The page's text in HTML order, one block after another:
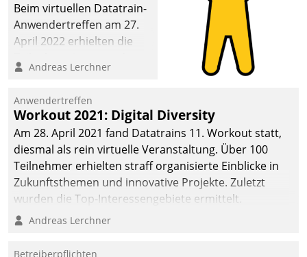
Beim virtuellen Datatrain-
Anwendertreffen am 27.
April 2022 erhielten die
Teilnehmer kurzweilige
Cloud-Strategien und -
Lösungen mit hohem
Zukunftspotenzial.
Andreas Lerchner
Anwendertreffen
Workout 2021: Digital Diversity
Am 28. April 2021 fand Datatrains 11. Workout statt,
diesmal als rein virtuelle Veranstaltung. Über 100
Teilnehmer erhielten straff organisierte Einblicke in
Zukunftsthemen und innovative Projekte. Zuletzt
wurden die Top-Interessengebiete ermittelt.
Andreas Lerchner
Betreiberpflichten